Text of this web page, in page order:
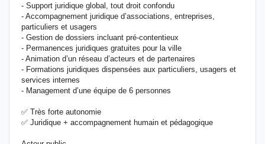
- Support juridique global, tout droit confondu
- Accompagnement juridique d’associations, entreprises,
particuliers et usagers
- Gestion de dossiers incluant pré-contentieux
- Permanences juridiques gratuites pour la ville
- Animation d’un réseau d’acteurs et de partenaires
- Formations juridiques dispensées aux particuliers, usagers et
services internes
- Management d’une équipe de 6 personnes
✅ Très forte autonomie
✅ Juridique + accompagnement humain et pédagogique